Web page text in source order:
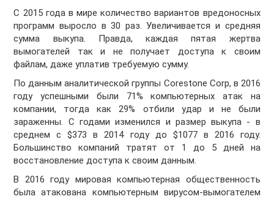
С 2015 года в мире количество вариантов вредоносных
программ выросло в 30 раз. Увеличивается и средняя
сумма выкупа. Правда, каждая пятая жертва
вымогателей так и не получает доступа к своим
файлам, даже уплатив требуемую сумму.
По данным аналитической группы Corestone Corp, в 2016
году успешными были 71% компьютерных атак на
компании, тогда как 29% отбили удар и не были
зараженны. С годами изменился и размер выкупа - в
среднем с $373 в 2014 году до $1077 в 2016 году.
Большинство компаний тратят от 1 до 5 дней на
восстановление доступа к своим данным.
В 2016 году мировая компьютерная общественность
была атакована компьютерным вирусом-вымогателем